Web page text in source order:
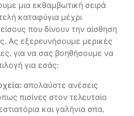
μια εκθαμβωτική σειρά
καταφύγια μέχρι
που δίνουν την αίσθηση
Ας εξερευνήσουμε μερικές
για να σας βοηθήσουμε να
για εσάς:
απολαύστε ανέσεις
πισίνες στον τελευταίο
και γαλήνια σπα,